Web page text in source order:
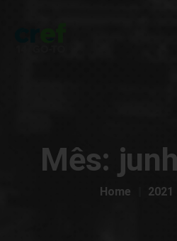
Mês:
Home 2021